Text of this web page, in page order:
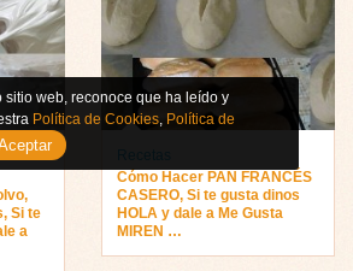
Si te
a
Cómo Hacer PAN FRANCÉS
CASERO, Si te gusta dinos
HOLA y dale a Me Gusta
MIREN …
sitio web, reconoce que ha leído y
Política de Cookies, Política de